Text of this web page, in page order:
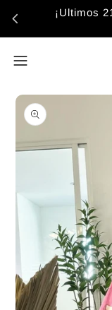
¡Ultimos
Abrir elemento